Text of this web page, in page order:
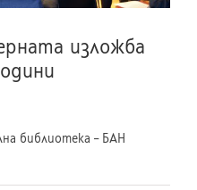
изложба
библиотека – БАН